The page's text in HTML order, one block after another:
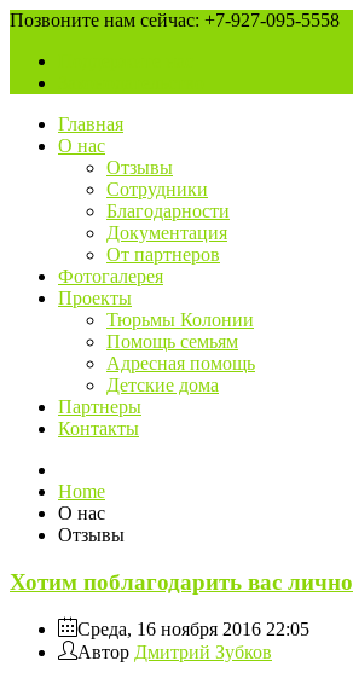
Позвоните нам сейчас: +7-927-095-5558
Главная
О нас
Отзывы
Сотрудники
Благодарности
Документация
От партнеров
Фотогалерея
Проекты
Тюрьмы Колонии
Помощь семьям
Адресная помощь
Детские дома
Партнеры
Контакты
Home
О нас
Отзывы
Хотим поблагодарить вас лично
Среда, 16 ноября 2016 22:05
Автор Дмитрий Зубков